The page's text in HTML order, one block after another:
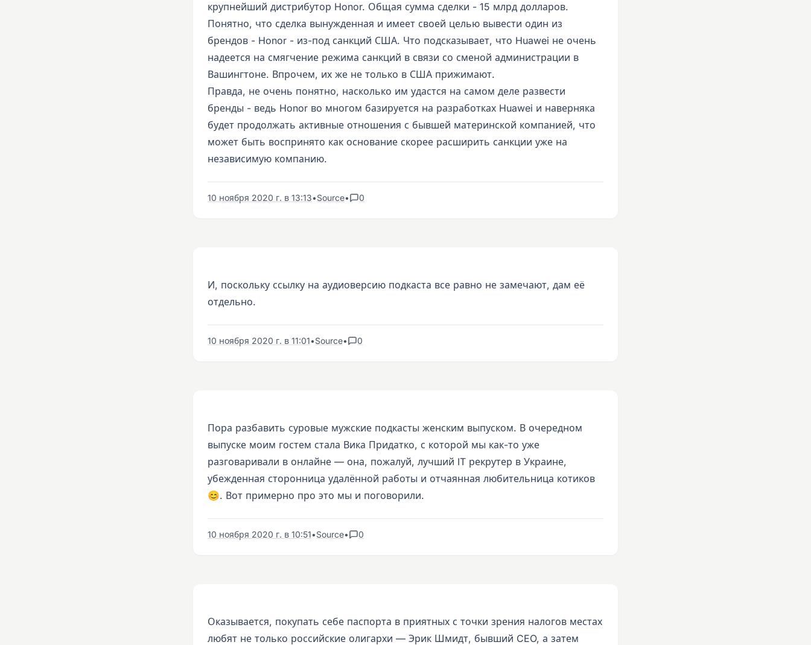
крупнейший дистрибутор Honor. Общая сумма сделки - 15 млрд долларов.
Понятно, что сделка вынужденная и имеет своей целью вывести один из
брендов - Honor - из-под санкций США. Что подсказывает, что Huawei не очень
надеется на смягчение режима санкций в связи со сменой администрации в
Вашингтоне. Впрочем, их же не только в США прижимают.
Правда, не очень понятно, насколько им удастся на самом деле развести
бренды - ведь Honor во многом базируется на разработках Huawei и наверняка
будет продолжать активные отношения с бывшей материнской компанией, что
может быть воспринято как основание скорее расширить санкции уже на
независимую компанию.
10 ноября 2020 г. в 13:13•Source• 0
И, поскольку ссылку на аудиоверсию подкаста все равно не замечают, дам её
отдельно.
10 ноября 2020 г. в 11:01•Source• 0
Пора разбавить суровые мужские подкасты женским выпуском. В очередном
выпуске моим гостем стала Вика Придатко, с которой мы как-то уже
разговаривали в онлайне — она, пожалуй, лучший IT рекрутер в Украине,
убежденная сторонница удалённой работы и отчаянная любительница котиков
😊. Вот примерно про это мы и поговорили.
10 ноября 2020 г. в 10:51•Source• 0
Оказывается, покупать себе паспорта в приятных с точки зрения налогов местах
любят не только российские олигархи — Эрик Шмидт, бывший CEO, а затем